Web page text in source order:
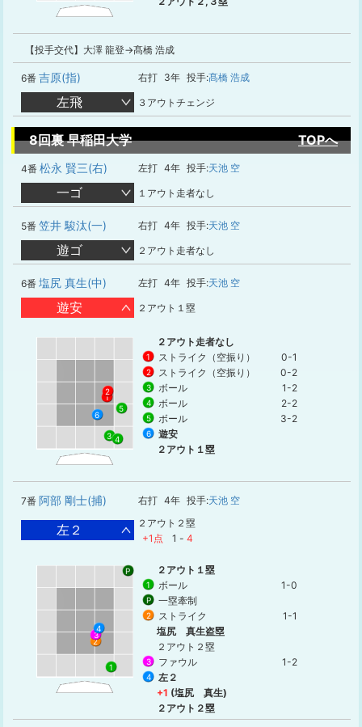
【投手交代】大澤 龍登→髙橋 浩成
6番 吉原(指) 右打 3年 投手:髙橋 浩成
左飛 ３アウトチェンジ
8回裏 早稲田大学 TOPへ
4番 松永 賢三(右) 左打 4年 投手:天池 空
一ゴ １アウト走者なし
5番 笠井 駿汰(一) 右打 4年 投手:天池 空
遊ゴ ２アウト走者なし
6番 塩尻 真生(中) 左打 4年 投手:天池 空
遊安 ２アウト１塁
1
2
3 4
5
6
２アウト走者なし
1 ストライク（空振り） 0-1
2 ストライク（空振り） 0-2
3 ボール 1-2
4 ボール 2-2
5 ボール 3-2
6
遊安
２アウト１塁
7番 阿部 剛士(捕) 右打 4年 投手:天池 空
左２
２アウト２塁
+1点
1 - 4
1
P
2
3
4
２アウト１塁
1 ボール 1-0
P 一塁牽制
2 ストライク
1-1
塩尻 真生盗塁
２アウト２塁
3 ファウル 1-2
4
左２
+1 (塩尻 真生)
２アウト２塁